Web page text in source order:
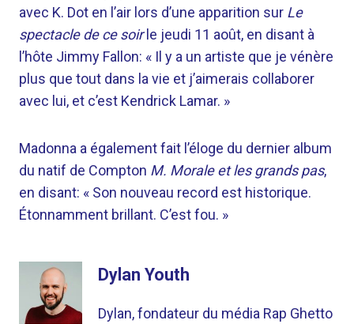
avec K. Dot en l’air lors d’une apparition sur Le
spectacle de ce soirle jeudi 11 août, en disant à
l’hôte Jimmy Fallon: « Il y a un artiste que je vénère
plus que tout dans la vie et j’aimerais collaborer
avec lui, et c’est Kendrick Lamar. »
Madonna a également fait l’éloge du dernier album
du natif de Compton M. Morale et les grands pas,
en disant: « Son nouveau record est historique.
Étonnamment brillant. C’est fou. »
Dylan Youth
Dylan, fondateur du média Rap Ghetto